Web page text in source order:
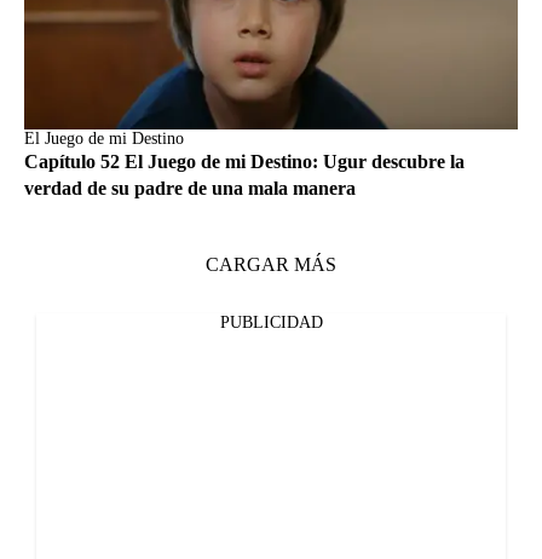
El Juego de mi Destino
Capítulo 52 El Juego de mi Destino: Ugur descubre la
verdad de su padre de una mala manera
CARGAR MÁS
PUBLICIDAD